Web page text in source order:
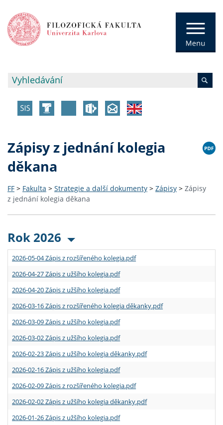
Zápisy z jednání kolegia
děkana
FF > Fakulta > Strategie a další dokumenty > Zápisy > Zápisy
z jednání kolegia děkana
Rok 2026
2026-05-04 Zápis z rozšířeného kolegia.pdf
2026-04-27 Zápis z užšího kolegia.pdf
2026-04-20 Zápis z užšího kolegia.pdf
2026-03-16 Zápis z rozšířeného kolegia děkanky.pdf
2026-03-09 Zápis z užšího kolegia.pdf
2026-03-02 Zápis z užšího kolegia.pdf
2026-02-23 Zápis z užšího kolegia děkanky.pdf
2026-02-16 Zápis z užšího kolegia.pdf
2026-02-09 Zápis z rozšířeného kolegia.pdf
2026-02-02 Zápis z užšího kolegia děkanky.pdf
2026-01-26 Zápis z užšího kolegia.pdf